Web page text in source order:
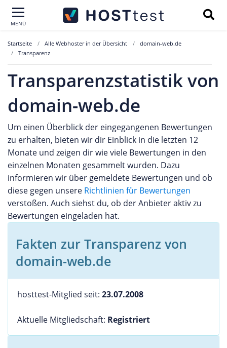
MENÜ
Startseite Alle Webhoster in der Übersicht
domain-web.de
Transparenz
Transparenzstatistik von
domain-web.de
Um einen Überblick der eingegangenen Bewertungen
zu erhalten, bieten wir dir Einblick in die letzten 12
Monate und zeigen dir wie viele Bewertungen in den
einzelnen Monaten gesammelt wurden. Dazu
informieren wir über gemeldete Bewertungen und ob
diese gegen unsere Richtlinien für Bewertungen
verstoßen. Auch siehst du, ob der Anbieter aktiv zu
Bewertungen eingeladen hat.
Fakten zur Transparenz von
domain-web.de
hosttest-Mitglied seit: 23.07.2008
Aktuelle Mitgliedschaft: Registriert